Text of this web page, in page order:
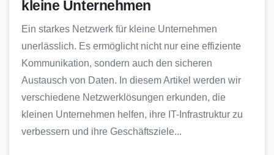
kleine Unternehmen
Ein starkes Netzwerk für kleine Unternehmen
unerlässlich. Es ermöglicht nicht nur eine effiziente
Kommunikation, sondern auch den sicheren
Austausch von Daten. In diesem Artikel werden wir
verschiedene Netzwerklösungen erkunden, die
kleinen Unternehmen helfen, ihre IT-Infrastruktur zu
verbessern und ihre Geschäftsziele...